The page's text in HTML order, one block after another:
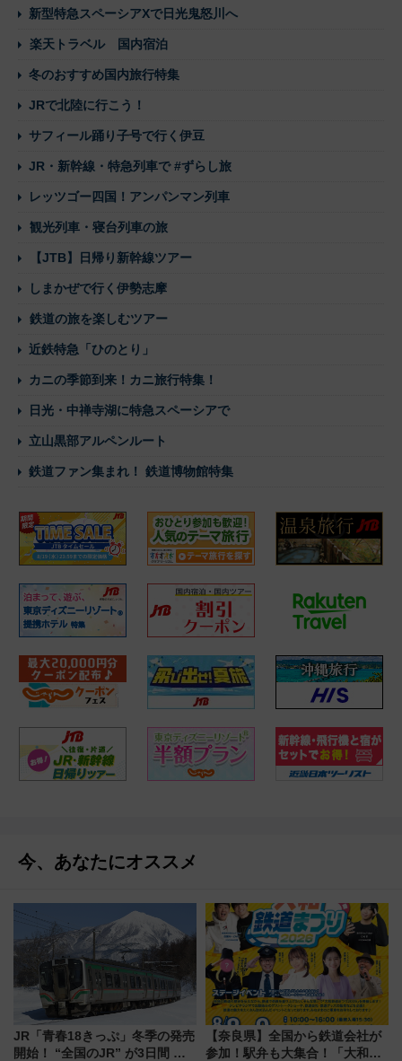
新型特急スペーシアXで日光鬼怒川へ
楽天トラベル 国内宿泊
冬のおすすめ国内旅行特集
JRで北陸に行こう！
サフィール踊り子号で行く伊豆
JR・新幹線・特急列車で #ずらし旅
レッツゴー四国！アンパンマン列車
観光列車・寝台列車の旅
【JTB】日帰り新幹線ツアー
しまかぜで行く伊勢志摩
鉄道の旅を楽しむツアー
近鉄特急「ひのとり」
カニの季節到来！カニ旅行特集！
日光・中禅寺湖に特急スペーシアで
立山黒部アルペンルート
鉄道ファン集まれ！ 鉄道博物館特集
今、あなたにオススメ
JR「青春18きっぷ」冬季の発売
開始！ “全国のJR” が3日間 か 5
【奈良県】全国から鉄道会社が
参加！駅弁も大集合！「大和鉄